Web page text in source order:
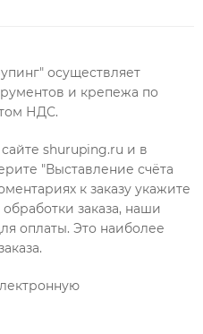
осуществляет
и крепежа по
НДС.
shuruping.ru и в
"Выставление счёта
к заказу укажите
заказа, наши
оплаты. Это наиболее